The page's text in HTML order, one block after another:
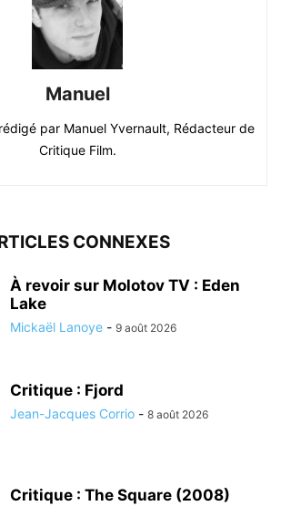
Manuel
par Manuel Yvernault, Rédacteur de
Critique Film.
CONNEXES
À revoir sur Molotov TV : Eden
Lake
Mickaël Lanoye - 9 août 2026
Critique : Fjord
Jean-Jacques Corrio - 8 août 2026
Critique : The Square (2008)